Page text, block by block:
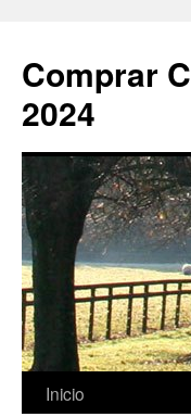
Comprar
2024
Saltar
Inicio